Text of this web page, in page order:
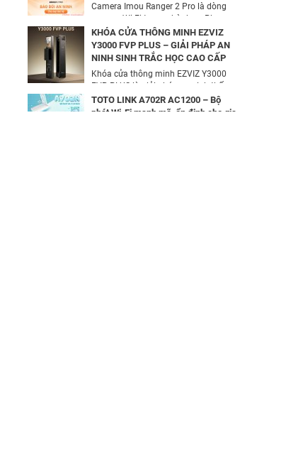
Camera Imou Ranger 2 Pro là dòng
camera Wi-Fi trong nhà được Phương
Dung...
KHÓA CỬA THÔNG MINH EZVIZ
Y3000 FVP PLUS – GIẢI PHÁP AN
NINH SINH TRẮC HỌC CAO CẤP
Khóa cửa thông minh EZVIZ Y3000
FVP PLUS là giải pháp an ninh thế
hệ...
TOTO LINK A702R AC1200 – Bộ
phát Wi-Fi mạnh mẽ, ổn định cho gia